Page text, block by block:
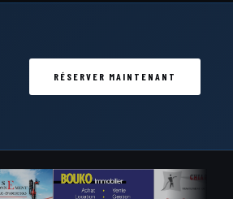
RÉSERVER MAINTENANT